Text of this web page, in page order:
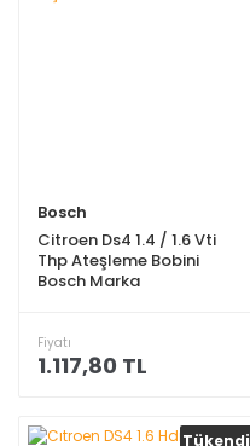
Bosch
Citroen Ds4 1.4 / 1.6 Vti
Thp Ateşleme Bobini
Bosch Marka
Fiyatı
1.117,80 TL
Tükendi